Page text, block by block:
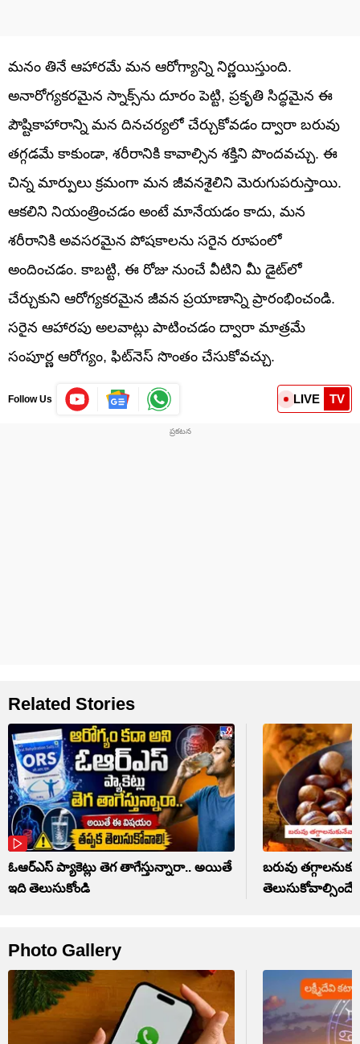
మనం తినే ఆహారమే మన ఆరోగ్యాన్ని నిర్ణయిస్తుంది.
అనారోగ్యకరమైన స్నాక్స్‌ను దూరం పెట్టి, ప్రకృతి సిద్ధమైన ఈ
పౌష్టికాహారాన్ని మన దినచర్యలో చేర్చుకోవడం ద్వారా బరువు
తగ్గడమే కాకుండా, శరీరానికి కావాల్సిన శక్తిని పొందవచ్చు. ఈ
చిన్న మార్పులు క్రమంగా మన జీవనశైలిని మెరుగుపరుస్తాయి.
ఆకలిని నియంత్రించడం అంటే మానేయడం కాదు, మన
శరీరానికి అవసరమైన పోషకాలను సరైన రూపంలో
అందించడం. కాబట్టి, ఈ రోజు నుంచే వీటిని మీ డైట్‌లో
చేర్చుకుని ఆరోగ్యకరమైన జీవన ప్రయాణాన్ని ప్రారంభించండి.
సరైన ఆహారపు అలవాట్లు పాటించడం ద్వారా మాత్రమే
సంపూర్ణ ఆరోగ్యం, ఫిట్‌నెస్ సొంతం చేసుకోవచ్చు.
Follow Us LIVE TV
Related Stories
ఓఆర్‌ఎస్‌ ప్యాకెట్లు తెగ తాగేస్తున్నారా.. అయితే
ఇది తెలుసుకోండి
బరువు
తెలుసుకోవాల్సిందే!
Photo Gallery